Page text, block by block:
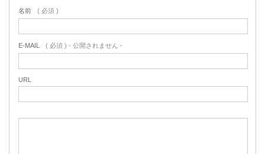
名前 ( 必須 )
E-MAIL ( 必須 ) - 公開されません -
URL